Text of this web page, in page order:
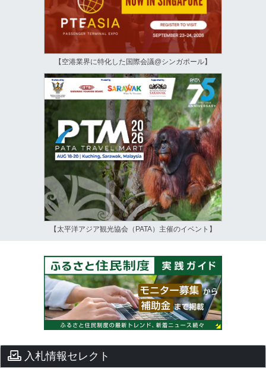
【空港業界に特化した国際会議@シンガポール】
【太平洋アジア観光協会（PATA）主催のイベント】
入札情報セレクト